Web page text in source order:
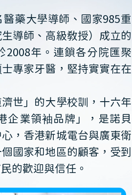
藥大學導師、國家985
導師、高級教授）成立
2008年。連鎖各分院匯
專家牙醫，堅持實實在
世」的大學校訓，十六
企業領袖品牌」，是諾
，香港新城電台與廣東
國家和地區的顧客，受
的歡迎與信任。